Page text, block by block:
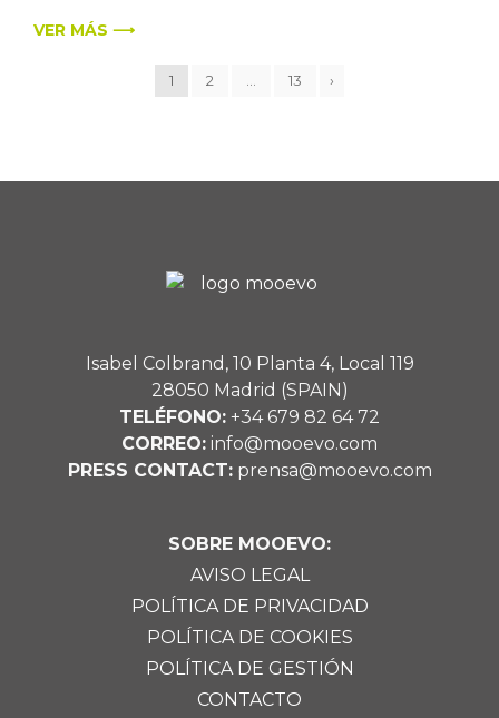
VER MÁS ⟶
1 2 13 ›
Isabel Colbrand, 10 Planta 4, Local 119
28050 Madrid (SPAIN)
TELÉFONO: +34 679 82 64 72
CORREO: info@mooevo.com
PRESS CONTACT:prensa@mooevo.com
SOBRE MOOEVO:
AVISO LEGAL
POLÍTICA DE PRIVACIDAD
POLÍTICA DE COOKIES
POLÍTICA DE GESTIÓN
CONTACTO